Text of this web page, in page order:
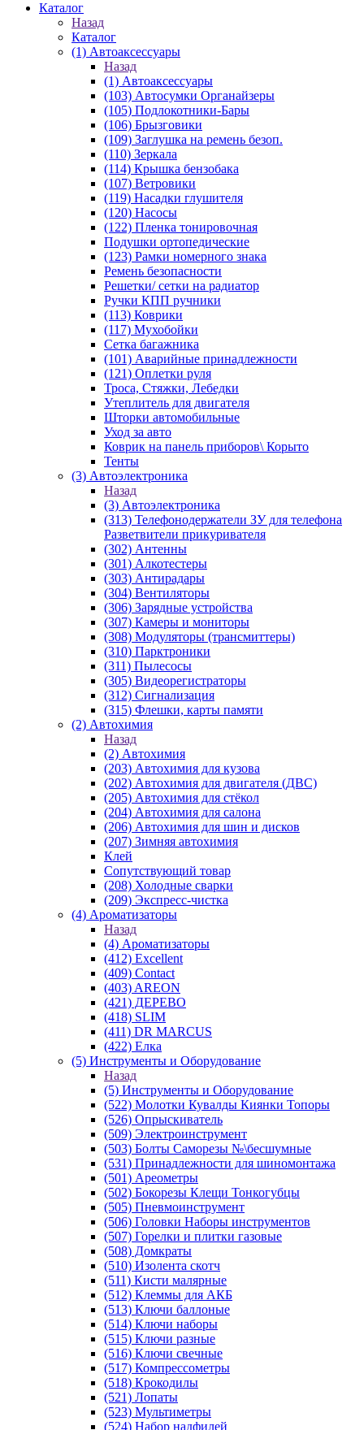
Каталог
Назад
Каталог
(1) Автоаксессуары
Назад
(1) Автоаксессуары
(103) Автосумки Органайзеры
(105) Подлокотники-Бары
(106) Брызговики
(109) Заглушка на ремень безоп.
(110) Зеркала
(114) Крышка бензобака
(107) Ветровики
(119) Насадки глушителя
(120) Насосы
(122) Пленка тонировочная
Подушки ортопедические
(123) Рамки номерного знака
Ремень безопасности
Решетки/ сетки на радиатор
Ручки КПП ручники
(113) Коврики
(117) Мухобойки
Сетка багажника
(101) Аварийные принадлежности
(121) Оплетки руля
Троса, Стяжки, Лебедки
Утеплитель для двигателя
Шторки автомобильные
Уход за авто
Коврик на панель приборов\ Корыто
Тенты
(3) Автоэлектроника
Назад
(3) Автоэлектроника
(313) Телефонодержатели ЗУ для телефона
Разветвители прикуривателя
(302) Антенны
(301) Алкотестеры
(303) Антирадары
(304) Вентиляторы
(306) Зарядные устройства
(307) Камеры и мониторы
(308) Модуляторы (трансмиттеры)
(310) Парктроники
(311) Пылесосы
(305) Видеорегистраторы
(312) Сигнализация
(315) Флешки, карты памяти
(2) Автохимия
Назад
(2) Автохимия
(203) Автохимия для кузова
(202) Автохимия для двигателя (ДВС)
(205) Автохимия для стёкол
(204) Автохимия для салона
(206) Автохимия для шин и дисков
(207) Зимняя автохимия
Клей
Сопутствующий товар
(208) Холодные сварки
(209) Экспреcс-чистка
(4) Ароматизаторы
Назад
(4) Ароматизаторы
(412) Excellent
(409) Contact
(403) AREON
(421) ДЕРЕВО
(418) SLIM
(411) DR MARCUS
(422) Елка
(5) Инструменты и Оборудование
Назад
(5) Инструменты и Оборудование
(522) Молотки Кувалды Киянки Топоры
(526) Опрыскиватель
(509) Электроинструмент
(503) Болты Саморезы №\бесшумные
(531) Принадлежности для шиномонтажа
(501) Ареометры
(502) Бокорезы Клещи Тонкогубцы
(505) Пневмоинструмент
(506) Головки Наборы инструментов
(507) Горелки и плитки газовые
(508) Домкраты
(510) Изолента скотч
(511) Кисти малярные
(512) Клеммы для АКБ
(513) Ключи баллоные
(514) Ключи наборы
(515) Ключи разные
(516) Ключи свечные
(517) Компрессометры
(518) Крокодилы
(521) Лопаты
(523) Мультиметры
(524) Набор надфилей